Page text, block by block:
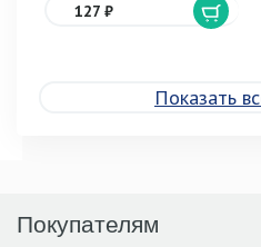
127 ₽
Показать
Покупателям